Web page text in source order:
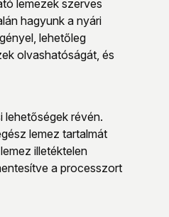
lemezek szerves
hagyunk a nyári
lehetőleg
olvashatóságát, és
lehetőségek révén.
lemez tartalmát
illetéktelen
a processzort